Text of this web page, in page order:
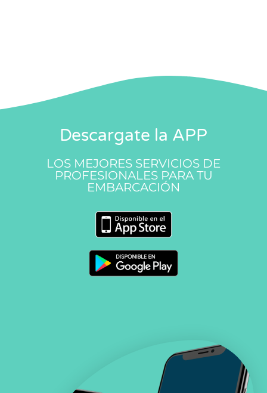
Descargate la APP
LOS MEJORES SERVICIOS DE
PROFESIONALES PARA TU
EMBARCACIÓN